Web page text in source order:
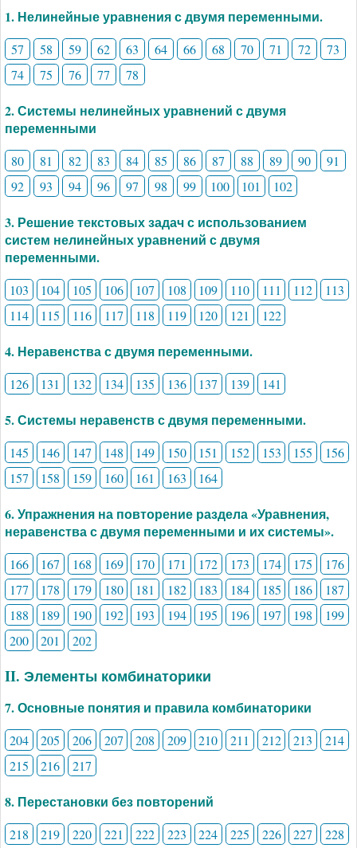
1. Нелинейные уравнения с двумя переменными.
57 58 59 62 63 64 66 68 70 71 72
73
74
75 76 77 78
2. Системы нелинейных уравнений с двумя
переменными
80 81 82 83 84 85 86 87 88 89 90
91
92
93 94 96 97 98 99 100 101 102
3. Решение текстовых задач с использованием
систем нелинейных уравнений с двумя
переменными.
103 104 105 106 107 108 109 110 111 112
113
114
115 116 117 118 119 120 121 122
4. Неравенства с двумя переменными.
126 131 132 134 135 136 137 139 141
5. Системы неравенств с двумя переменными.
145 146 147 148 149 150 151 152 153 155
156
157
158 159 160 161 163 164
6. Упражнения на повторение раздела «Уравнения,
неравенства с двумя переменными и их системы».
166 167 168 169 170 171 172 173 174 175
176
177
178 179 180 181 182 183 184 185 186
187
188
189 190 192 193 194 195 196 197 198
199
200
201 202
II. Элементы комбинаторики
7. Основные понятия и правила комбинаторики
204 205 206 207 208 209 210 211 212 213
214
215
216 217
8. Перестановки без повторений
218 219 220 221 222 223 224 225 226 227 228